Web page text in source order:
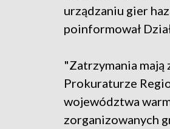
urządzaniu gier
poinformował
"Zatrzymania
Prokuraturze
województwa
zorganizowanych